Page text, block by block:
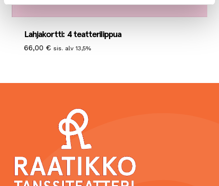
Lahjakortti: 4 teatterilippua
66,00 € sis. alv 13,5%